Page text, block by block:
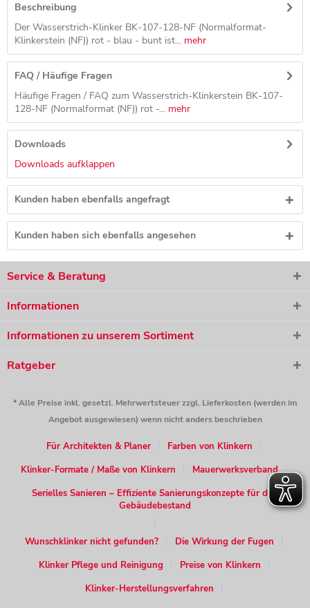
Beschreibung
Der Wasserstrich-Klinker BK-107-128-NF (Normalformat-
Klinkerstein (NF)) rot - blau - bunt ist... mehr
FAQ / Häufige Fragen
Häufige Fragen / FAQ zum Wasserstrich-Klinkerstein BK-107-
128-NF (Normalformat (NF)) rot -... mehr
Downloads
Downloads aufklappen
Kunden haben ebenfalls angefragt
Kunden haben sich ebenfalls angesehen
Service & Beratung
Informationen
Informationen zu unserem Sortiment
Ratgeber
* Alle Preise inkl. gesetzl. Mehrwertsteuer zzgl. Lieferkosten (werden im
Angebot ausgewiesen) wenn nicht anders beschrieben
Für Architekten & Planer
Farben von Klinkern
Klinker-Formate / Maße von Klinkern
Mauerwerksverband
Serielles Sanieren – Effiziente Sanierungskonzepte für den
Gebäudebestand
Wunschklinker nicht gefunden?
Die Wirkung der Fugen
Klinker Pflege und Reinigung
Preise von Klinkern
Klinker-Herstellungsverfahren